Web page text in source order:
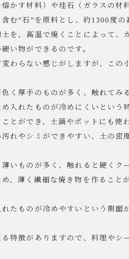
かす材料）や珪石（ガラスの
む”石”を原料とし、約1300度の
を、高温で焼くことによって、
い物ができるのです。
わらない感じがしますが、この
く厚手のものが多く、触れてみ
入れたものが冷めにくいという
とができ、土鍋やポットにも使
れやシミができやすい、土の密
いものが多く、触れると硬くク
、薄く繊細な焼き物を作ること
たものが冷めやすいという側面
特徴がありますので、料理やシ